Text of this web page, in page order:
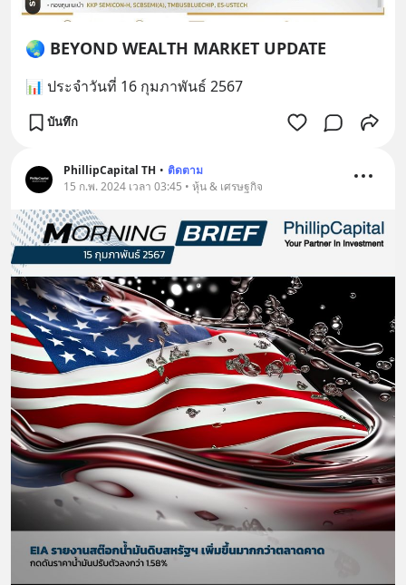
🌏 BEYOND WEALTH MARKET UPDATE
📊 ประจำวันที่ 16 กุมภาพันธ์ 2567
บันทึก
PhillipCapital TH • ติดตาม
15 ก.พ. 2024 เวลา 03:45 • หุ้น & เศรษฐกิจ